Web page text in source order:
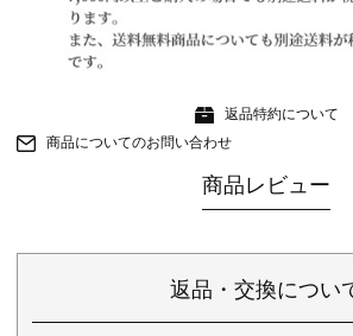
返品特約について
商品についてのお問い合わせ
商品レビュー
返品・交換につい